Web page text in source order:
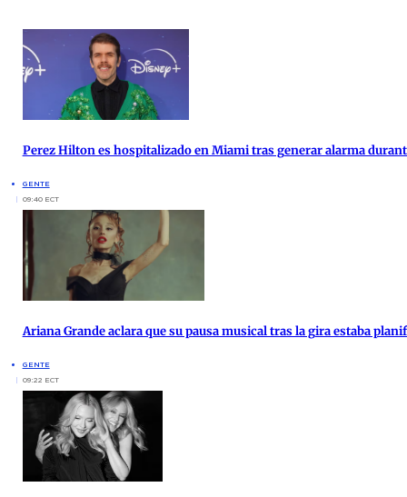
Perez Hilton es hospitalizado en Miami tras generar alarma
GENTE
09:40 ECT
Ariana Grande aclara que su pausa musical tras la gira estaba
GENTE
09:22 ECT